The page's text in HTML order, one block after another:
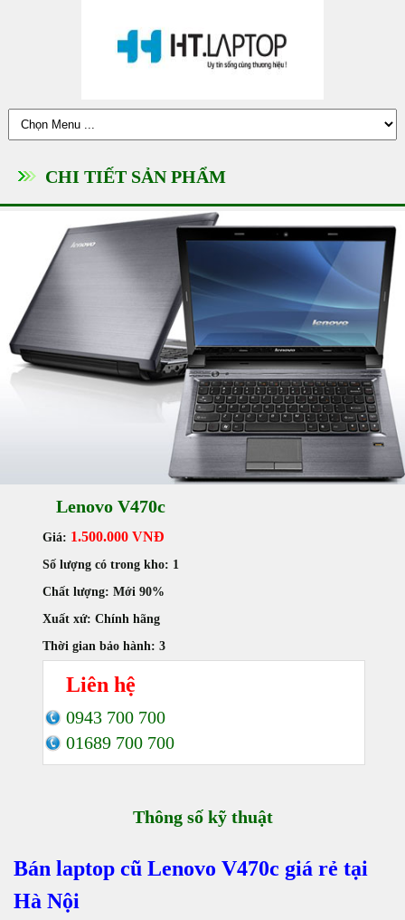
CHI TIẾT SẢN PHẨM
Lenovo V470c
Giá: 1.500.000 VNĐ
Số lượng có trong kho: 1
Chất lượng:Mới 90%
Xuất xứ:Chính hãng
Thời gian bảo hành:3
Liên hệ
0943 700 700
01689 700 700
Thông số kỹ thuật
Bán laptop cũ Lenovo V470c giá rẻ tại
Hà Nội